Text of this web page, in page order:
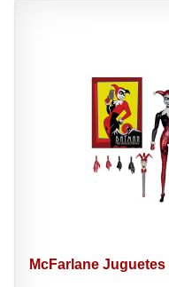
McFarlane